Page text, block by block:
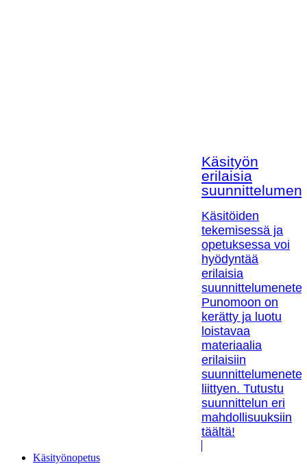
Käsityön
erilaisia
Käsitöiden
tekemisessä ja
opetuksessa voi
hyödyntää
erilaisia
Punomoon on
kerätty ja luotu
loistavaa
materiaalia
erilaisiin
liittyen. Tutustu
suunnittelun eri
mahdollisuuksiin
täältä!
Käsityönopetus